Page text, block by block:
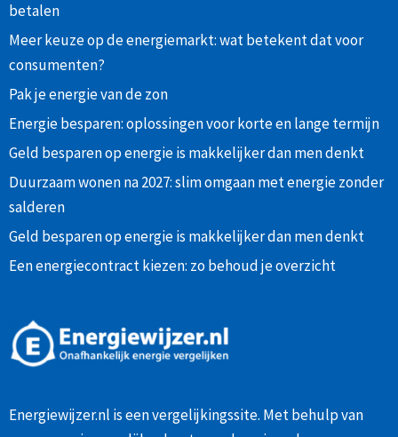
betalen
Meer keuze op de energiemarkt: wat betekent dat voor
consumenten?
Pak je energie van de zon
Energie besparen: oplossingen voor korte en lange termijn
Geld besparen op energie is makkelijker dan men denkt
Duurzaam wonen na 2027: slim omgaan met energie zonder
salderen
Geld besparen op energie is makkelijker dan men denkt
Een energiecontract kiezen: zo behoud je overzicht
Energiewijzer.nl is een vergelijkingssite. Met behulp van